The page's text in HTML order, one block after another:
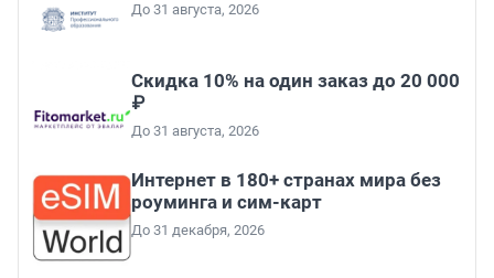
До 31 августа, 2026
Скидка 10% на один заказ до 20 000
₽
До 31 августа, 2026
Интернет в 180+ странах мира без
роуминга и сим-карт
До 31 декабря, 2026